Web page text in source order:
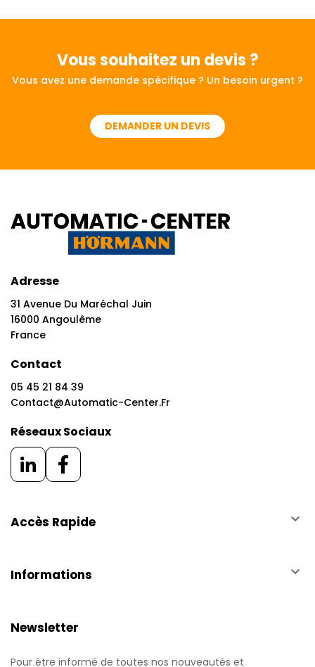
Vous souhaitez un devis ?
Vous avez une demande spécifique ? Un besoin urgent ?
DEMANDER UN DEVIS
Adresse
31 Avenue Du Maréchal Juin
16000 Angoulême
France
Contact
05 45 21 84 39
Contact@automatic-Center.fr
Réseaux Sociaux
Accès Rapide keyboard_arrow_down
Informations keyboard_arrow_down
Newsletter
Pour être informé de toutes nos nouveautés et